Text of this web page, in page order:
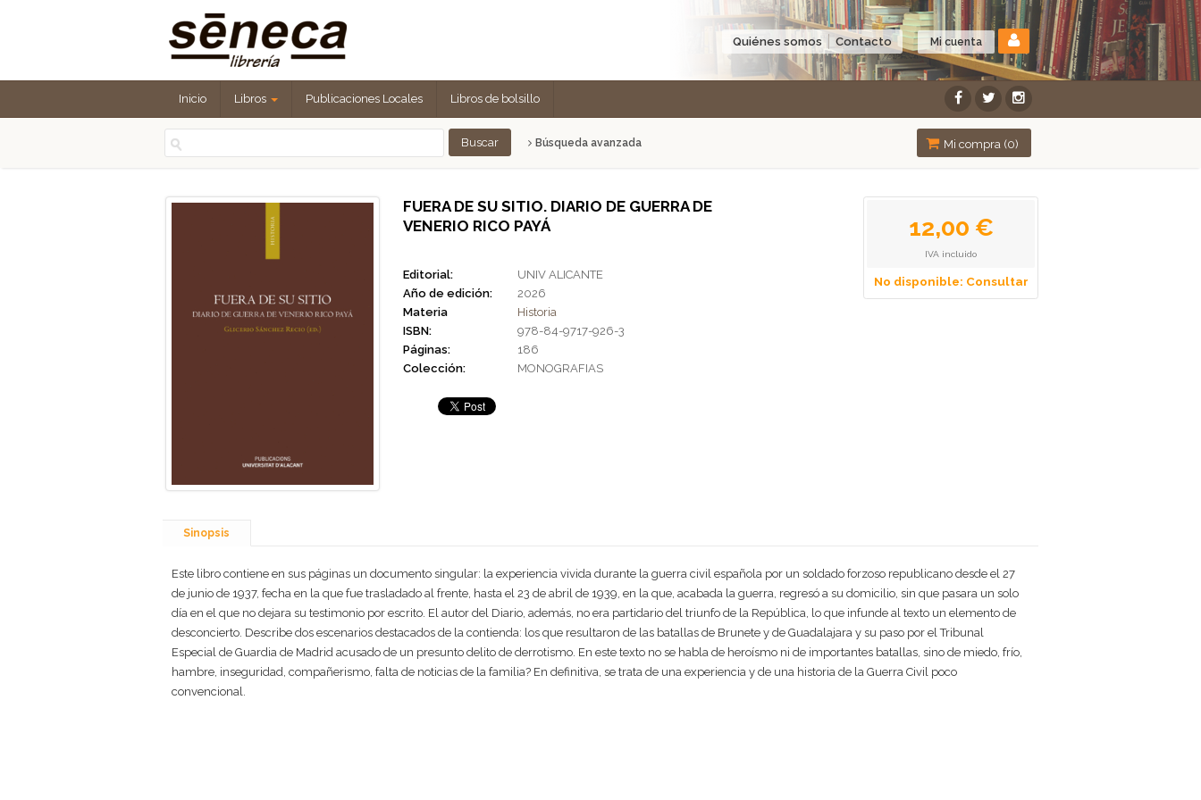
Mi cuenta
Quiénes somos Contacto
Inicio Libros Publicaciones Locales Libros de bolsillo
Búsqueda avanzada Mi compra (0)
FUERA DE SU SITIO. DIARIO DE GUERRA DE
VENERIO RICO PAYÁ
Editorial:
UNIV ALICANTE
Año de edición:
2026
Materia
Historia
ISBN:
978-84-9717-926-3
Páginas:
186
Colección:
MONOGRAFIAS
12,00 €
IVA incluido
No disponible: Consultar
Sinopsis
Este libro contiene en sus páginas un documento singular: la experiencia vivida durante la guerra civil española por un soldado forzoso republicano desde el 27
de junio de 1937, fecha en la que fue trasladado al frente, hasta el 23 de abril de 1939, en la que, acabada la guerra, regresó a su domicilio, sin que pasara un solo
día en el que no dejara su testimonio por escrito. El autor del Diario, además, no era partidario del triunfo de la República, lo que infunde al texto un elemento de
desconcierto. Describe dos escenarios destacados de la contienda: los que resultaron de las batallas de Brunete y de Guadalajara y su paso por el Tribunal
Especial de Guardia de Madrid acusado de un presunto delito de derrotismo. En este texto no se habla de heroísmo ni de importantes batallas, sino de miedo, frío,
hambre, inseguridad, compañerismo, falta de noticias de la familia? En definitiva, se trata de una experiencia y de una historia de la Guerra Civil poco
convencional.